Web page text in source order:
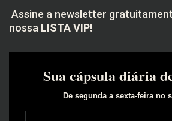
Assine a newsletter
nossa LISTA VIP!
Sua cápsula diária
De segunda a sexta-feira no